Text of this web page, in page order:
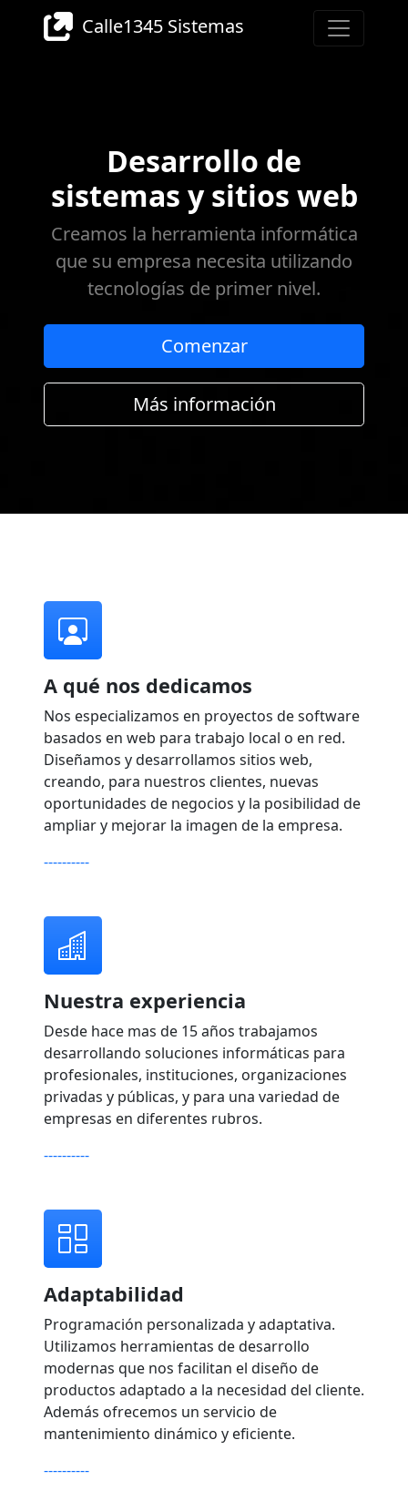
Calle1345 Sistemas
Desarrollo de
sistemas y sitios web
Creamos la herramienta informática
que su empresa necesita utilizando
tecnologías de primer nivel.
Comenzar
Más información
A qué nos dedicamos
Nos especializamos en proyectos de software
basados en web para trabajo local o en red.
Diseñamos y desarrollamos sitios web,
creando, para nuestros clientes, nuevas
oportunidades de negocios y la posibilidad de
ampliar y mejorar la imagen de la empresa.
----------
Nuestra experiencia
Desde hace mas de 15 años trabajamos
desarrollando soluciones informáticas para
profesionales, instituciones, organizaciones
privadas y públicas, y para una variedad de
empresas en diferentes rubros.
----------
Adaptabilidad
Programación personalizada y adaptativa.
Utilizamos herramientas de desarrollo
modernas que nos facilitan el diseño de
productos adaptado a la necesidad del cliente.
Además ofrecemos un servicio de
mantenimiento dinámico y eficiente.
----------